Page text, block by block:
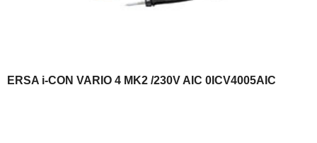
ERSA i-CON VARIO 4 MK2 /230V AIC 0ICV4005AIC